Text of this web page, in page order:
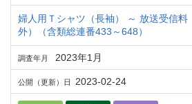
婦人用Ｔシャツ（長袖） ～ 放送受信料
外）（含類総連番433～648）
調査年月 2023年1月
公開（更新）日 2023-02-24